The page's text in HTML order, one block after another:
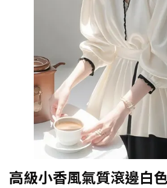
高級小香風氣質滾邊白